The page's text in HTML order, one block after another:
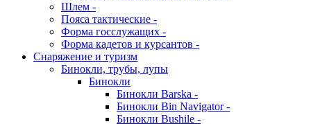
Шлем -
Пояса тактические -
Форма госслужащих -
Форма кадетов и курсантов -
Снаряжение и туризм
Бинокли, трубы, лупы
Бинокли
Бинокли Barska -
Бинокли Bin Navigator -
Бинокли Bushile -